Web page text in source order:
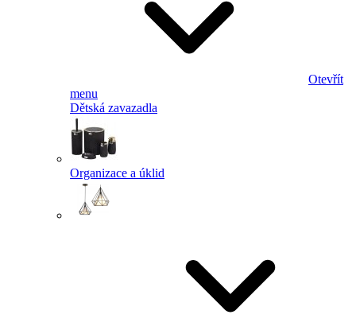
Otevřít
menu
Dětská zavazadla
Organizace a úklid